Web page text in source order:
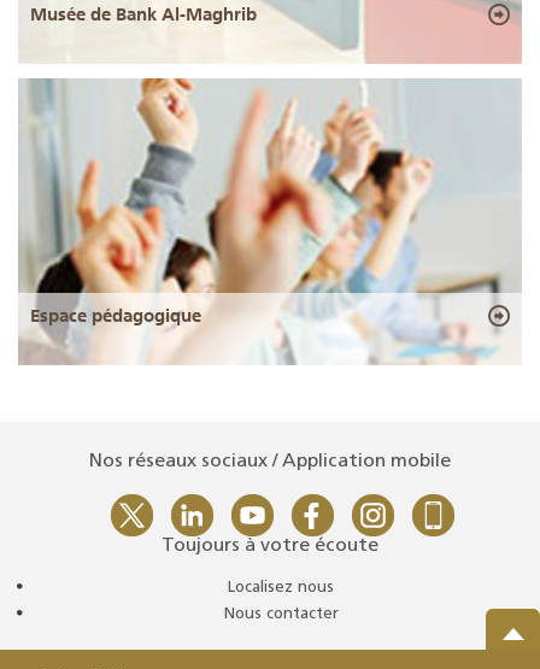
Musée de Bank Al-Maghrib
Espace pédagogique
Nos réseaux sociaux / Application mobile
Toujours à votre écoute
Localisez nous
Nous contacter